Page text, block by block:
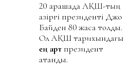
20 қарашада АҚШ-тың
қазіргі президенті Джо
Байден 80 жасқа толды.
Ол АҚШ тарихындағы
ең қарт президент
атанды.